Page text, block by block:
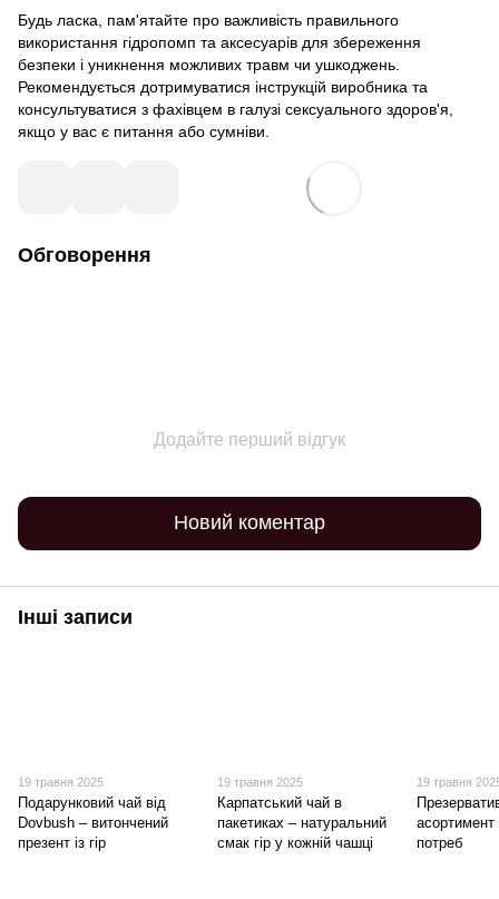
Будь ласка, пам'ятайте про важливість правильного
використання гідропомп та аксесуарів для збереження
безпеки і уникнення можливих травм чи ушкоджень.
Рекомендується дотримуватися інструкцій виробника та
консультуватися з фахівцем в галузі сексуального здоров'я,
якщо у вас є питання або сумніви.
Обговорення
Додайте перший відгук
Новий коментар
Інші записи
19 травня 2025
Подарунковий чай від
Dovbush – витончений
презент із гір
19 травня 2025
Карпатський чай в
пакетиках – натуральний
смак гір у кожній чашці
19 травня
потреб